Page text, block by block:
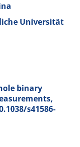
Universität
binary
s41586-